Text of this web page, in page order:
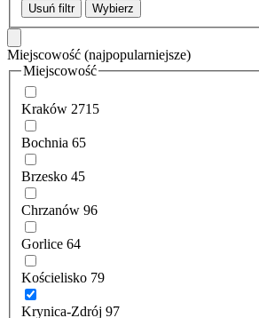
Usuń filtr Wybierz
Miejscowość (najpopularniejsze)
Miejscowość
Kraków 2715
Bochnia 65
Brzesko 45
Chrzanów 96
Gorlice 64
Kościelisko 79
Krynica-Zdrój 97